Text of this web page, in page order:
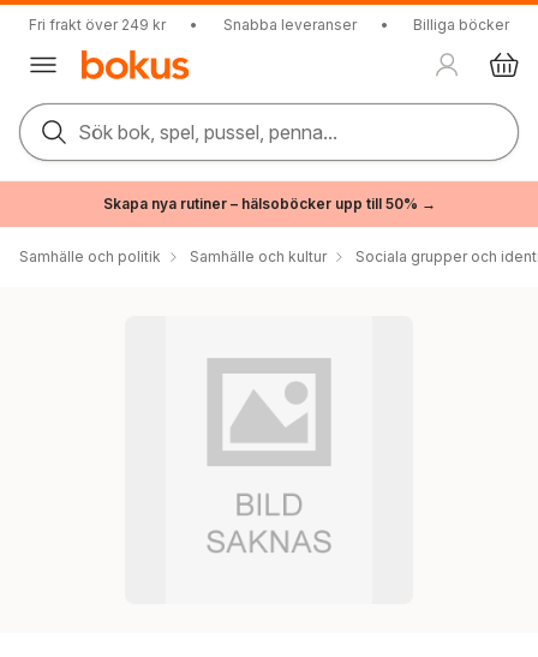
Fri frakt över 249 kr • Snabba leveranser • Billiga böcker
Sök bok, spel, pussel, penna...
Skapa nya rutiner – hälsoböcker upp till 50% →
Samhälle och politik Samhälle och kultur Sociala grupper och